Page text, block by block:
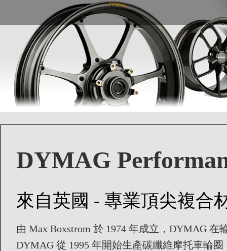
DYMAG
來自英國 - 專業頂尖複合
由 Max Boxstrom 於 1974 年成立，DYMAG
DYMAG 從 1995 年開始生產碳纖維摩托車輪